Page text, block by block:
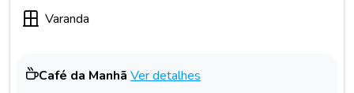
Varanda
Café da Manhã Ver detalhes